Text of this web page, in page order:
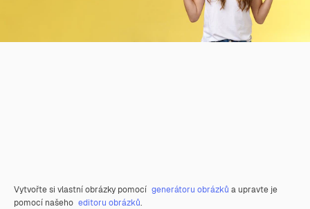
Vytvořte si vlastní obrázky pomocí generátoru obrázků a upravte je
pomocí našeho editoru obrázků.